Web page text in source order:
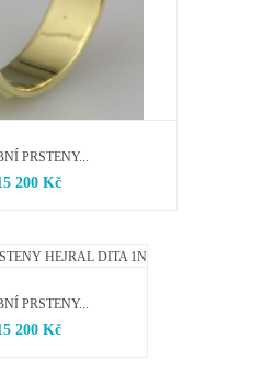
PRSTENY...
200 Kč
PRSTENY...
200 Kč